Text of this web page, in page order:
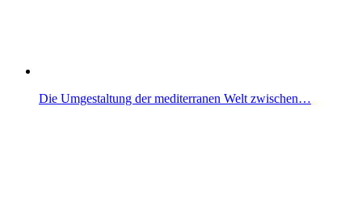
Die Umgestaltung der mediterranen Welt zwischen…